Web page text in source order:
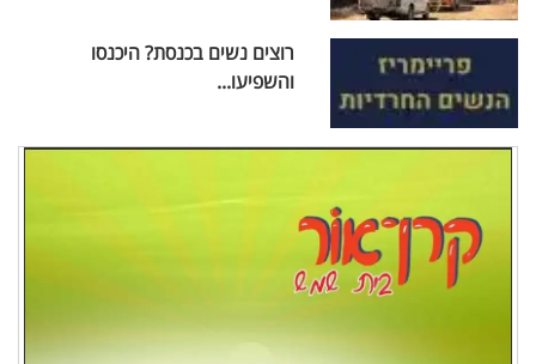
רוצים נשים בכנסת? היכנסו
והשפיעו...